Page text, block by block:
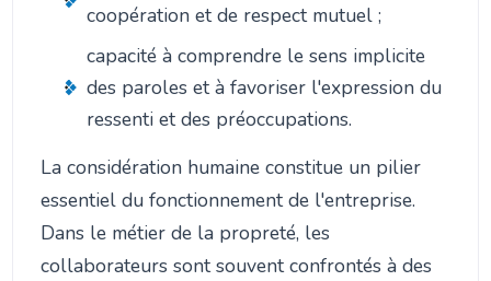
coopération et de respect mutuel ;
capacité à comprendre le sens implicite
des paroles et à favoriser l'expression du
ressenti et des préoccupations.
La considération humaine constitue un pilier
essentiel du fonctionnement de l'entreprise.
Dans le métier de la propreté, les
collaborateurs sont souvent confrontés à des